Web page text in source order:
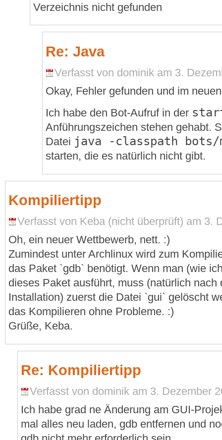
Verzeichnis nicht gefunden
Re: Java
Verfasst von dominik am 3.
Okay, Fehler gefunden und im
Ich habe den Bot-Aufruf in der
Anführungszeichen stehen gehabt.
Datei java -classpath bots/
starten, die es natürlich nicht gibt.
Kompiliertipp
Verfasst von Keba (nicht überprüft) am 3.
Oh, ein neuer Wettbewerb, nett. :)
Zumindest unter Archlinux wird zum
das Paket `gdb` benötigt. Wenn man (wie
dieses Paket ausführt, muss (natürlich nach
Installation) zuerst die Datei `gui` gelöscht
das Kompilieren ohne Probleme. :)
Grüße, Keba.
Re: Kompiliertipp
Verfasst von dominik am 3. Dezember
Ich habe grad ne Änderung am GUI-
mal alles neu laden, gdb entfernen und